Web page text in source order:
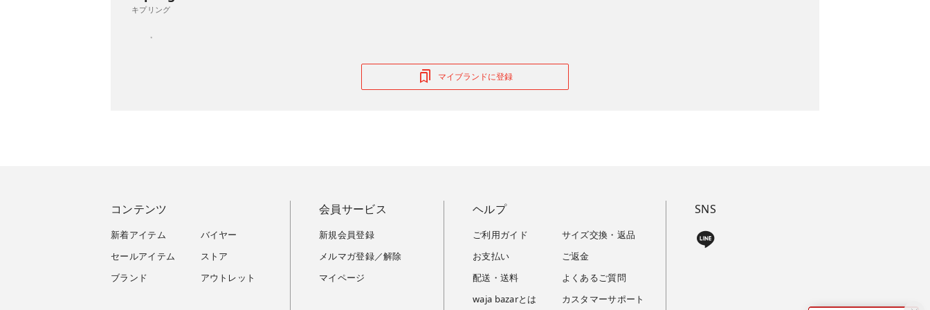
キプリング
マイブランドに登録
コンテンツ
新着アイテム
セールアイテム
ブランド
バイヤー
ストア
アウトレット
会員サービス
新規会員登録
メルマガ登録／解除
マイページ
ヘルプ
ご利用ガイド
お支払い
配送・送料
waja bazarとは
サイズ交換・返品
ご返金
よくあるご質問
カスタマーサポート
SNS